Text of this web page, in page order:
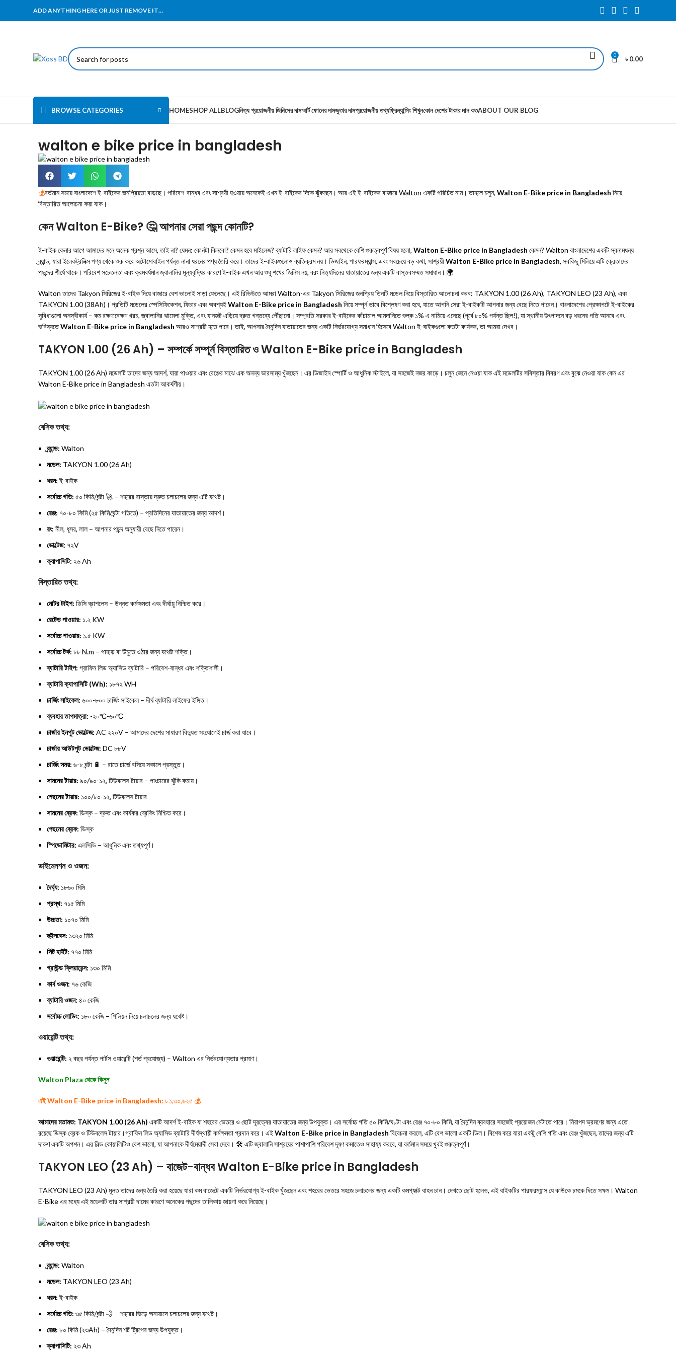
ADD ANYTHING HERE OR JUST REMOVE IT…
0 ৳0.00
BROWSE CATEGORIES HOMESHOP ALLBLOGনিত্য প্রয়োজনীয় জিনিসের দামস্মার্ট ফোনের দামজুতার দামপ্রয়োজনীয় তথ্যফ্রিল্যান্সিং শিখুনকোন দেশের টাকার মান কতABOUT OUR BLOG
walton e bike price in bangladesh
💰বর্তমান সময়ে বাংলাদেশে ই-বাইকের জনপ্রিয়তা বাড়ছে। পরিবেশ-বান্ধব এবং সাশ্রয়ী হওয়ায় অনেকেই এখন ই-বাইকের দিকে ঝুঁকছেন। আর এই ই-বাইকের বাজারে Walton একটি পরিচিত নাম। তাহলে চলুন, Walton E-Bike price in Bangladesh নিয়ে
বিস্তারিত আলোচনা করা যাক।
কেন Walton E-Bike? 🤔 আপনার সেরা পছন্দ কোনটি?
ই-বাইক কেনার আগে আমাদের মনে অনেক প্রশ্ন আসে, তাই না? যেমন: কোনটা কিনবো? কেমন হবে মাইলেজ? ব্যাটারি লাইফ কেমন? আর সবথেকে বেশি গুরুত্বপূর্ণ বিষয় হলো, Walton E-Bike price in Bangladesh কেমন? Walton বাংলাদেশের একটি স্বনামধন্য
ব্র্যান্ড, যারা ইলেকট্রনিক্স পণ্য থেকে শুরু করে অটোমোবাইল পর্যন্ত নানা ধরনের পণ্য তৈরি করে। তাদের ই-বাইকগুলোও ব্যতিক্রম নয়। ডিজাইন, পারফরম্যান্স, এবং সবচেয়ে বড় কথা, সাশ্রয়ীWalton E-Bike price in Bangladesh, সবকিছু মিলিয়ে এটি ক্রেতাদের
পছন্দের শীর্ষে থাকে। পরিবেশ সচেতনতা এবং ক্রমবর্ধমান জ্বালানির মূল্যবৃদ্ধির কারণে ই-বাইক এখন আর শুধু শখের জিনিস নয়, বরং নিত্যদিনের যাতায়াতের জন্য একটি বাস্তবসম্মত সমাধান। 🌍
Walton তাদের Takyon সিরিজের ই-বাইক দিয়ে বাজারে বেশ ভালোই সাড়া ফেলেছে। এই রিভিউতে আমরা Walton-এর Takyon সিরিজের জনপ্রিয় তিনটি মডেল নিয়ে বিস্তারিত আলোচনা করব: TAKYON 1.00 (26 Ah), TAKYON LEO (23 Ah), এবং
TAKYON 1.00 (38Ah)। প্রতিটি মডেলের স্পেসিফিকেশন, ফিচার এবং অবশ্যইWalton E-Bike price in Bangladesh নিয়ে সম্পূর্ন ভাবে বিশ্লেষণ করা হবে, যাতে আপনি সেরা ই-বাইকটি আপনার জন্য বেছে নিতে পারেন। বাংলাদেশের প্রেক্ষাপটে ই-বাইকের
সুবিধাগুলো অনস্বীকার্য – কম রক্ষণাবেক্ষণ খরচ, জ্বালানির ঝামেলা মুক্তি, এবং যানজট এড়িয়ে দ্রুত গন্তব্যে পৌঁছানো। সম্প্রতি সরকার ই-বাইকের কাঁচামাল আমদানিতে শুল্ক ১% এ নামিয়ে এনেছে (পূর্বে ৮০% পর্যন্ত ছিল!), যা স্থানীয় উৎপাদনে বড় ধরনের গতি আনবে এবং
ভবিষ্যতেWalton E-Bike price in Bangladesh আরও সাশ্রয়ী হতে পারে। তাই, আপনার দৈনন্দিন যাতায়াতের জন্য একটি নির্ভরযোগ্য সমাধান হিসেবে Walton ই-বাইকগুলো কতটা কার্যকর, তা আমরা দেখব।
TAKYON 1.00 (26 Ah) – সম্পর্কে সম্পূর্ন বিস্তারিত ও Walton E-Bike price in Bangladesh
TAKYON 1.00 (26 Ah) মডেলটি তাদের জন্য আদর্শ, যারা পাওয়ার এবং রেঞ্জের মাঝে এক অনন্য ভারসাম্য খুঁজছেন। এর ডিজাইন স্পোর্টি ও আধুনিক স্টাইলে, যা সহজেই নজর কাড়ে। চলুন জেনে নেওয়া যাক এই মডেলটির সবিস্তার বিবরণ এবং বুঝে নেওয়া যাক কেন এর
Walton E-Bike price in Bangladesh এতটা আকর্ষণীয়।
বেসিক তথ্য:
ব্র্যান্ড: Walton
মডেল: TAKYON 1.00 (26 Ah)
ধরন:ই-বাইক
সর্বোচ্চ গতি: ৫০ কিমি/ঘন্টা 🚀 – শহরের রাস্তায় দ্রুত চলাচলের জন্য এটি যথেষ্ট।
রেঞ্জ: ৭০-৮০ কিমি (২৫ কিমি/ঘন্টা গতিতে) – প্রতিদিনের যাতায়াতের জন্য আদর্শ।
রং: নীল, ধূসর, লাল – আপনার পছন্দ অনুযায়ী বেছে নিতে পারেন।
ভোল্টেজ: ৭২V
ক্যাপাসিটি: ২৬ Ah
বিস্তারিত তথ্য:
মোটর টাইপ: ডিসি ব্রাশলেস – উন্নত কর্মক্ষমতা এবং দীর্ঘায়ু নিশ্চিত করে।
রেটেড পাওয়ার: ১.২ KW
সর্বোচ্চ পাওয়ার: ১.৫ KW
সর্বোচ্চ টর্ক: ৮৮ N.m – পাহাড় বা উঁচুতে ওঠার জন্য যথেষ্ট শক্তি।
ব্যাটারি টাইপ: গ্রাফিন লিড অ্যাসিড ব্যাটারি – পরিবেশ-বান্ধব এবং শক্তিশালী।
ব্যাটারি ক্যাপাসিটি (Wh): ১৮৭২ WH
চার্জিং সাইকেল: ৬০০-৮০০ চার্জিং সাইকেল – দীর্ঘ ব্যাটারি লাইফের ইঙ্গিত।
ব্যবহার তাপমাত্রা: -২০℃-৬০℃
চার্জার ইনপুট ভোল্টেজ: AC ২২০V – আমাদের দেশের সাধারণ বিদ্যুত সংযোগেই চার্জ করা যাবে।
চার্জার আউটপুট ভোল্টেজ: DC ৮৮V
চার্জিং সময়: ৬-৮ ঘন্টা 🔋 – রাতে চার্জে বসিয়ে সকালে প্রস্তুত।
সামনের টায়ার: ৯০/৯০-১২, টিউবলেস টায়ার – পাংচারের ঝুঁকি কমায়।
পেছনের টায়ার: ১০০/৮০-১২, টিউবলেস টায়ার
সামনের ব্রেক: ডিস্ক – দ্রুত এবং কার্যকর ব্রেকিং নিশ্চিত করে।
পেছনের ব্রেক: ডিস্ক
স্পিডোমিটার: এলসিডি – আধুনিক এবং তথ্যপূর্ণ।
ডাইমেনশন ও ওজন:
দৈর্ঘ্য: ১৮৬০ মিমি
প্রস্থ: ৭১৫ মিমি
উচ্চতা: ১০৭০ মিমি
হুইলবেস: ১৩২০ মিমি
সিট হাইট: ৭৭০ মিমি
গ্রাউন্ড ক্লিয়ারেন্স: ১৩০ মিমি
কার্ব ওজন: ৭৬ কেজি
ব্যাটারি ওজন: ৪০ কেজি
সর্বোচ্চ লোডিং: ১৮০ কেজি – পিলিয়ন নিয়ে চলাচলের জন্য যথেষ্ট।
ওয়ারেন্টি তথ্য:
ওয়ারেন্টি: ২ বছর পর্যন্ত পার্টস ওয়ারেন্টি (শর্ত প্রযোজ্য) – Walton এর নির্ভরযোগ্যতার প্রমাণ।
Walton Plaza থেকে কিনুন
এই Walton E-Bike price in Bangladesh: ৳ ১,৩০,৬২৫ 💰
আমাদের মতামত: TAKYON 1.00 (26 Ah) একটি আদর্শ ই-বাইক যা শহরের ভেতরে ও ছোট দূরত্বের যাতায়াতের জন্য উপযুক্ত। এর সর্বোচ্চ গতি ৫০ কিমি/ঘণ্টা এবং রেঞ্জ ৭০-৮০ কিমি, যা দৈনন্দিন ব্যবহারে সহজেই প্রয়োজন মেটাতে পারে। নিরাপদ ভ্রমণের জন্য এতে
রয়েছে ডিস্ক ব্রেক ও টিউবলেস টায়ার।গ্রাফিন লিড অ্যাসিড ব্যাটারি দীর্ঘস্থায়ী কর্মক্ষমতা প্রদান করে। এইWalton E-Bike price in Bangladesh বিবেচনা করলে, এটি বেশ ভালো একটি ডিল। বিশেষ করে যারা একটু বেশি গতি এবং রেঞ্জ খুঁজছেন, তাদের জন্য এটি
দারুণ একটি অপশন। এর বিল্ড কোয়ালিটিও বেশ ভালো, যা আপনাকে দীর্ঘমেয়াদী সেবা দেবে। 🛠️ এটি জ্বালানি সাশ্রয়ের পাশাপাশি পরিবেশ দূষণ কমাতেও সাহায্য করবে, যা বর্তমান সময়ে খুবই গুরুত্বপূর্ণ।
TAKYON LEO (23 Ah) – বাজেট-বান্ধব Walton E-Bike price in Bangladesh
TAKYON LEO (23 Ah) মূলত তাদের জন্য তৈরি করা হয়েছে যারা কম বাজেটে একটি নির্ভরযোগ্য ই-বাইক খুঁজছেন এবং শহরের ভেতরে সহজে চলাচলের জন্য একটি কমপ্যাক্ট বাহন চান। দেখতে ছোট হলেও, এই বাইকটির পারফরম্যান্স যে কাউকে চমকে দিতে সক্ষম। Walton
E-Bike এর মধ্যে এই মডেলটি তার সাশ্রয়ী দামের কারণে অনেকের পছন্দের তালিকায় জায়গা করে নিয়েছে।
বেসিক তথ্য:
ব্র্যান্ড: Walton
মডেল: TAKYON LEO (23 Ah)
ধরন:ই-বাইক
সর্বোচ্চ গতি: ৩৫ কিমি/ঘন্টা 💨 – শহরের ভিড়ে অনায়াসে চলাচলের জন্য যথেষ্ট।
রেঞ্জ: ৮০ কিমি (২৩Ah) – দৈনন্দিন শর্ট ট্রিপের জন্য উপযুক্ত।
ক্যাপাসিটি: ২৩ Ah